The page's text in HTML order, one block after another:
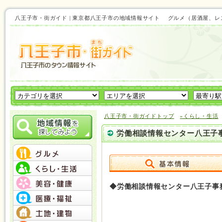
八王子市・街ガイド | 東京都八王子市の地域情報サイト グルメ（居酒屋、
八王子市・街ガイドトップ »くらし・生活
労働相談情報センター八王子
◆労働相談情報センター八王子